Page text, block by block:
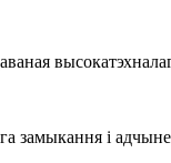
замыкання і